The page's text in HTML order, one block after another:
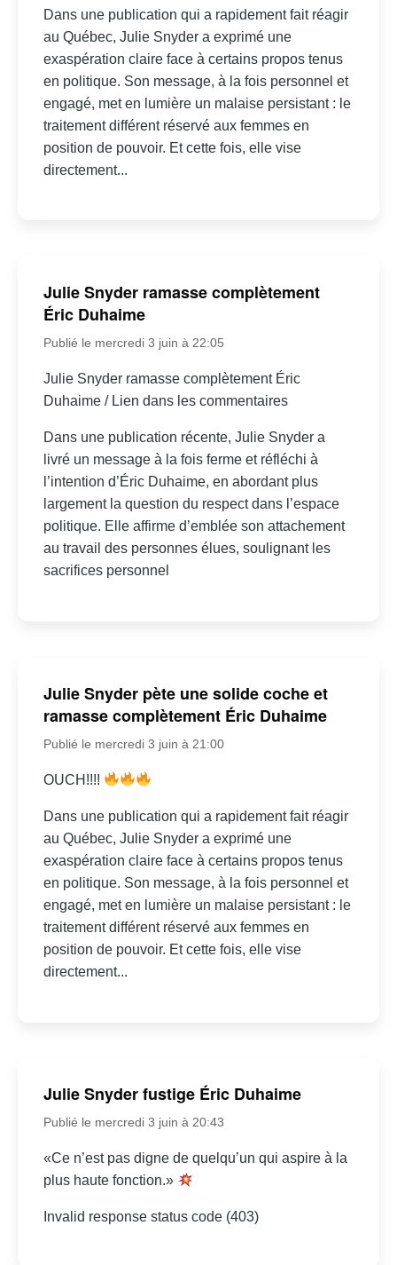
Dans une publication qui a rapidement fait réagir
au Québec, Julie Snyder a exprimé une
exaspération claire face à certains propos tenus
en politique. Son message, à la fois personnel et
engagé, met en lumière un malaise persistant : le
traitement différent réservé aux femmes en
position de pouvoir. Et cette fois, elle vise
directement...
Julie Snyder ramasse complètement
Éric Duhaime
Publié le mercredi 3 juin à 22:05
Julie Snyder ramasse complètement Éric
Duhaime / Lien dans les commentaires
Dans une publication récente, Julie Snyder a
livré un message à la fois ferme et réfléchi à
l’intention d’Éric Duhaime, en abordant plus
largement la question du respect dans l’espace
politique. Elle affirme d’emblée son attachement
au travail des personnes élues, soulignant les
sacrifices personnel
Julie Snyder pète une solide coche et
ramasse complètement Éric Duhaime
Publié le mercredi 3 juin à 21:00
OUCH!!!!
Dans une publication qui a rapidement fait réagir
au Québec, Julie Snyder a exprimé une
exaspération claire face à certains propos tenus
en politique. Son message, à la fois personnel et
engagé, met en lumière un malaise persistant : le
traitement différent réservé aux femmes en
position de pouvoir. Et cette fois, elle vise
directement...
Julie Snyder fustige Éric Duhaime
Publié le mercredi 3 juin à 20:43
«Ce n’est pas digne de quelqu’un qui aspire à la
plus haute fonction.»
Invalid response status code (403)